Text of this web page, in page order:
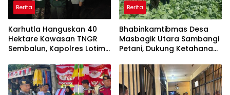
Berita
Karhutla Hanguskan 40
Hektare Kawasan TNGR
Sembalun, Kapolres Lotim
Api
Berita
Bhabinkamtibmas Desa
Masbagik Utara Sambangi
Petani, Dukung Ketahanan
Pangan